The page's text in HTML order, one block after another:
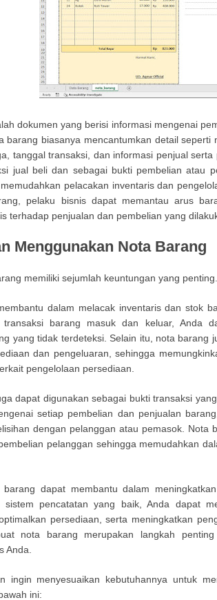
dokumen yang berisi informasi mengenai
barang biasanya mencantumkan detail seperti
tanggal transaksi, dan informasi penjual
jual beli dan sebagai bukti pembelian atau
pelacakan inventaris dan
pelaku bisnis dapat memantau arus
terhadap penjualan dan pembelian yang
Menggunakan Nota Barang
memiliki sejumlah keuntungan yang penting.
dalam melacak inventaris dan stok
transaksi barang masuk dan keluar, Anda
yang tidak terdeteksi. Selain itu, nota barang
dan pengeluaran, sehingga
pengelolaan persediaan.
dapat digunakan sebagai bukti transaksi
setiap pembelian dan penjualan
dengan pelanggan atau pemasok. Nota
pelanggan sehingga memudahkan
dapat membantu dalam
sistem pencatatan yang baik, Anda dapat
persediaan, serta meningkatkan
nota barang merupakan langkah
Anda.
ingin menyesuaikan kebutuhannya untuk
ini: